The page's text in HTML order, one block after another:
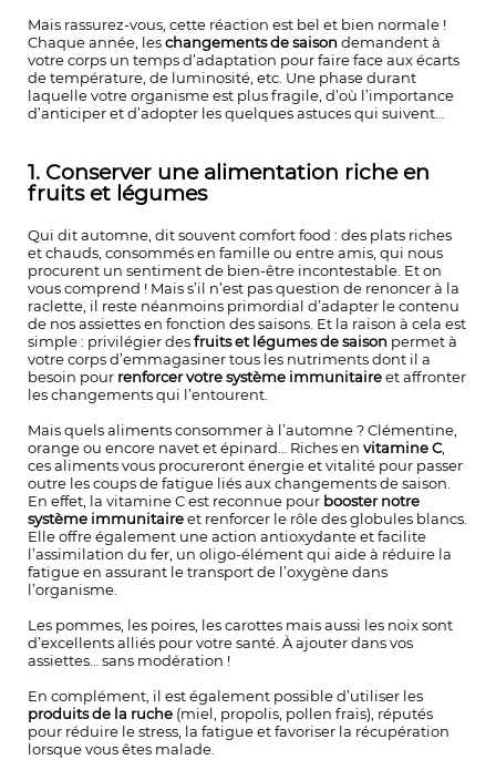
Mais rassurez-vous, cette réaction est bel et bien normale !
Chaque année, leschangements de saisondemandent à
votre corps un temps d’adaptation pour faire face aux écarts
de température, de luminosité, etc. Une phase durant
laquelle votre organisme est plus fragile, d’où l’importance
d’anticiper et d’adopter les quelques astuces qui suivent…
1. Conserver une alimentation riche en
fruits et légumes
Qui dit automne, dit souvent comfort food : des plats riches
et chauds, consommés en famille ou entre amis, qui nous
procurent un sentiment de bien-être incontestable. Et on
vous comprend ! Mais s’il n’est pas question de renoncer à la
raclette, il reste néanmoins primordial d’adapter le contenu
de nos assiettes en fonction des saisons. Et la raison à cela est
simple : privilégier desfruits et légumes de saison permet à
votre corps d’emmagasiner tous les nutriments dont il a
besoin pour renforcer votre système immunitaireet affronter
les changements qui l’entourent.
Mais quels aliments consommer à l’automne ? Clémentine,
orange ou encore navet et épinard… Riches en vitamine C,
ces aliments vous procureront énergie et vitalité pour passer
outre les coups de fatigue liés aux changements de saison.
En effet, la vitamine C est reconnue pour booster notre
système immunitaireet renforcer le rôle des globules blancs.
Elle offre également une action antioxydante et facilite
l’assimilation du fer, un oligo-élément qui aide à réduire la
fatigue en assurant le transport de l’oxygène dans
l’organisme.
Les pommes, les poires, les carottes mais aussi les noix sont
d’excellents alliés pour votre santé. À ajouter dans vos
assiettes… sans modération !
En complément, il est également possible d’utiliser les
produits de la ruche (miel, propolis, pollen frais), réputés
pour réduire le stress, la fatigue et favoriser la récupération
lorsque vous êtes malade.